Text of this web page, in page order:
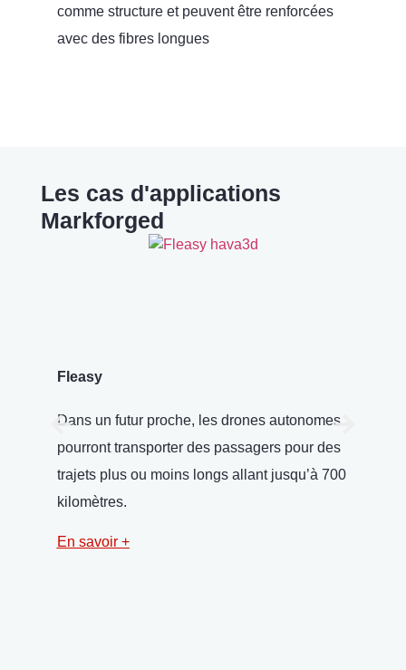
comme structure et peuvent être renforcées
avec des fibres longues
Les cas d'applications
Markforged
Fleasy
Dans un futur proche, les drones autonomes
pourront transporter des passagers pour des
trajets plus ou moins longs allant jusqu’à 700
kilomètres.
En savoir +